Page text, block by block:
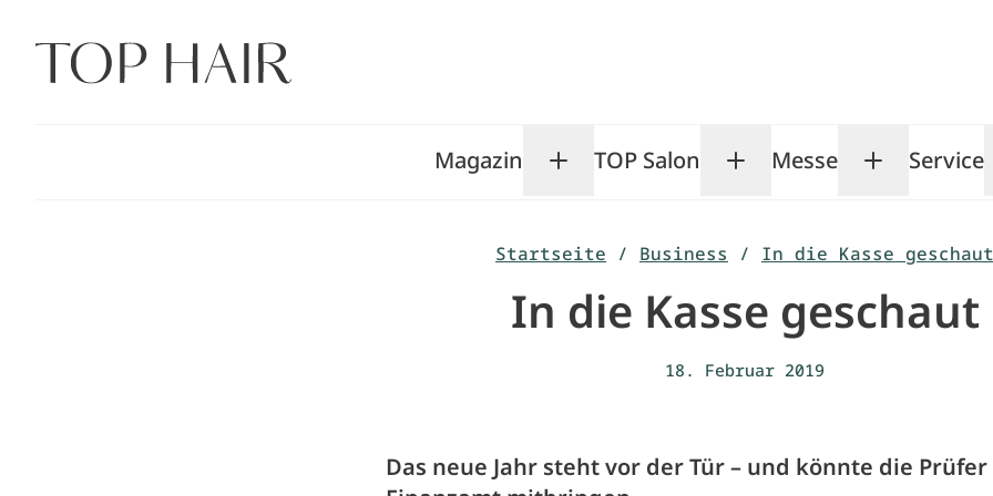
Inhalt
springen
Magazin Toggle Magazin submenu
TOP Salon Toggle TOP Salon
Messe ToggleService
Startseite / Business / In die Kasse geschaut
In die Kasse geschaut
18. Februar 2019
Das neue Jahr steht vor der Tür – und könnte die Prüfer